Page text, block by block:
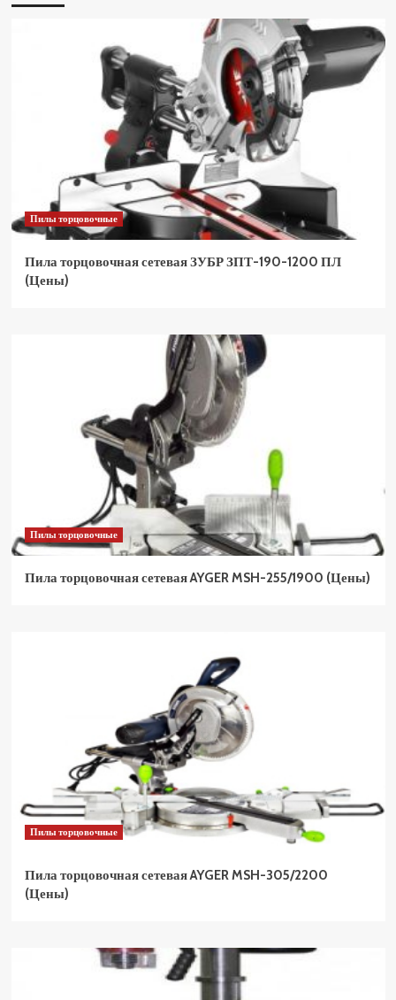
Пилы торцовочные
Пила торцовочная сетевая ЗУБР ЗПТ-190-1200 ПЛ
(Цены)
Пилы торцовочные
Пила торцовочная сетевая AYGER MSH-255/1900 (Цены)
Пилы торцовочные
Пила торцовочная сетевая AYGER MSH-305/2200
(Цены)